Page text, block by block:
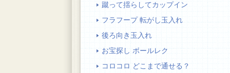
蹴って揺らしてカップイン
フラフープ 転がし玉入れ
後ろ向き玉入れ
お宝探し ボールレク
コロコロ どこまで通せる？